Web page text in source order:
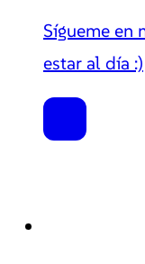
Sígueme en
estar al día :)